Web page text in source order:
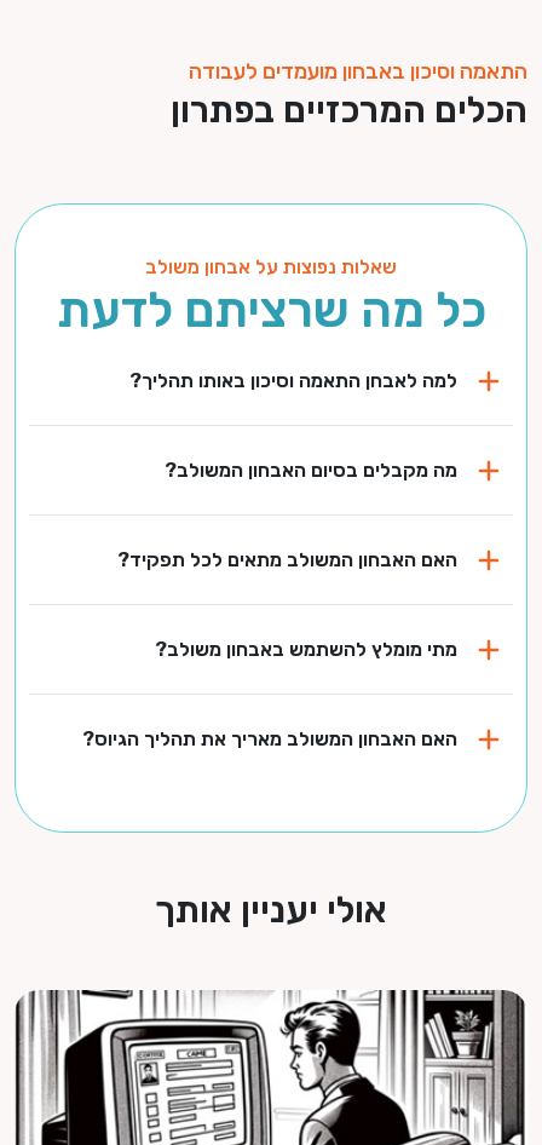
התאמה וסיכון באבחון מועמדים לעבודה
הכלים המרכזיים בפתרון
שאלות נפוצות על אבחון משולב
כל מה שרציתם לדעת
למה לאבחן התאמה וסיכון באותו תהליך?
מה מקבלים בסיום האבחון המשולב?
האם האבחון המשולב מתאים לכל תפקיד?
מתי מומלץ להשתמש באבחון משולב?
האם האבחון המשולב מאריך את תהליך הגיוס?
אולי יעניין אותך